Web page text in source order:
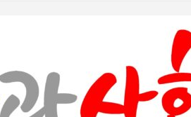
김종대, “현대전, 강한 군대도 약해질 수 있다”
일 지향 2국가론: 한반도 평화의 새로운 길